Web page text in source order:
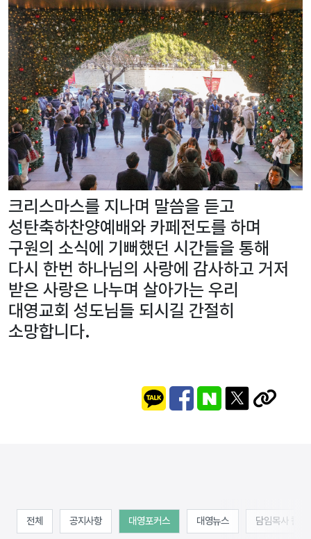
크리스마스를 지나며 말씀을 듣고
성탄축하찬양예배와 카페전도를 하며
구원의 소식에 기뻐했던 시간들을 통해
다시 한번 하나님의 사랑에 감사하고 거저
받은 사랑은 나누며 살아가는 우리
대영교회 성도님들 되시길 간절히
소망합니다.
전체 공지사항 대영포커스 대영뉴스 담임목사 칼럼